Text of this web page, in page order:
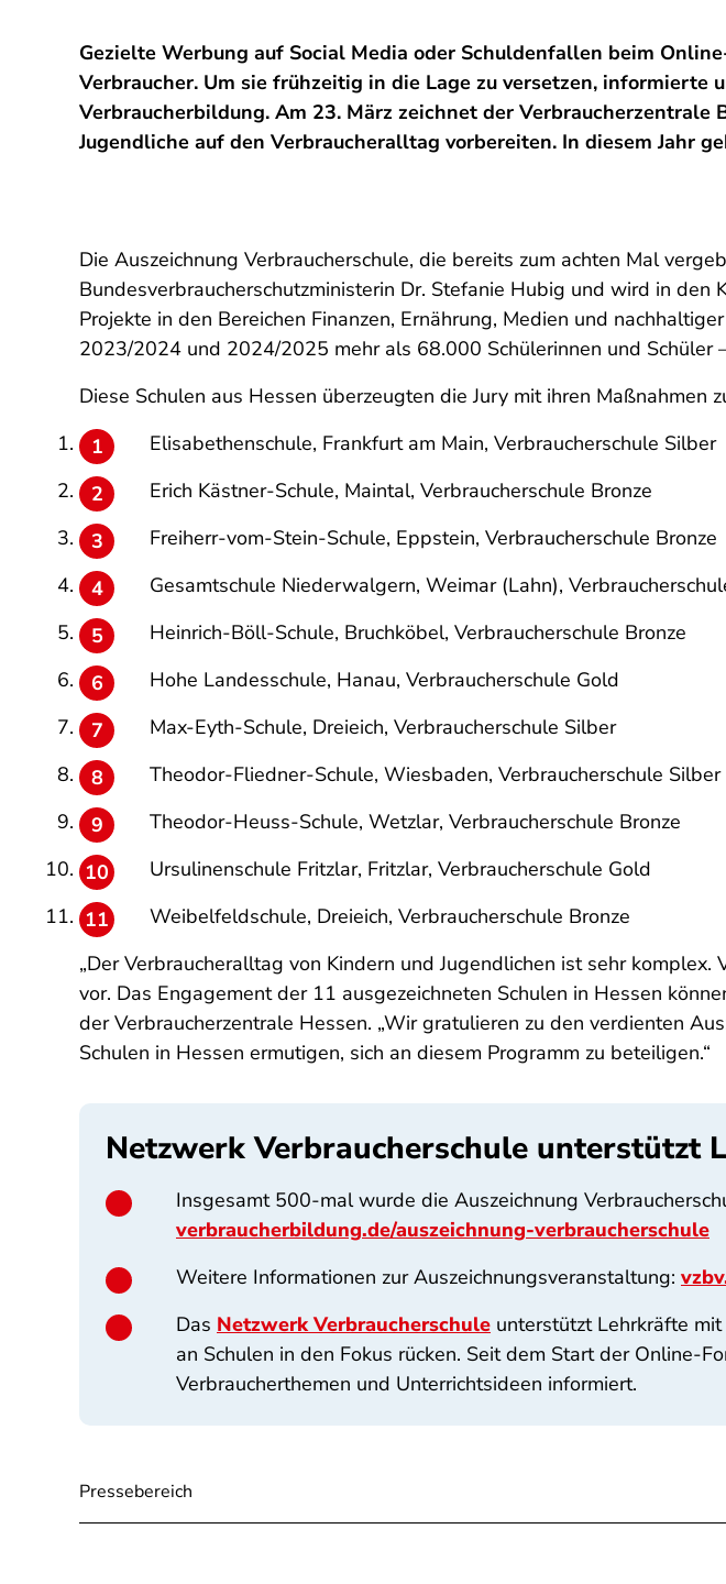
Gezielte Werbung auf Social Media oder Schuldenfallen beim
Verbraucher. Um sie frühzeitig in die Lage zu versetzen,
Verbraucherbildung. Am 23. März zeichnet der
Jugendliche auf den Verbraucheralltag vorbereiten. In diesem Jahr
Die Auszeichnung Verbraucherschule, die bereits zum achten Mal
Bundesverbraucherschutzministerin Dr. Stefanie Hubig und wird in
Projekte in den Bereichen Finanzen, Ernährung, Medien und
2023/2024 und 2024/2025 mehr als 68.000 Schülerinnen und Schüler
Diese Schulen aus Hessen überzeugten die Jury mit ihren Maßnahmen
Elisabethenschule, Frankfurt am Main, Verbraucherschule Silber
Erich Kästner-Schule, Maintal, Verbraucherschule Bronze
Freiherr-vom-Stein-Schule, Eppstein, Verbraucherschule Bronze
Gesamtschule Niederwalgern, Weimar (Lahn),
Heinrich-Böll-Schule, Bruchköbel, Verbraucherschule Bronze
Hohe Landesschule, Hanau, Verbraucherschule Gold
Max-Eyth-Schule, Dreieich, Verbraucherschule Silber
Theodor-Fliedner-Schule, Wiesbaden, Verbraucherschule Silber
Theodor-Heuss-Schule, Wetzlar, Verbraucherschule Bronze
Ursulinenschule Fritzlar, Fritzlar, Verbraucherschule Gold
Weibelfeldschule, Dreieich, Verbraucherschule Bronze
„Der Verbraucheralltag von Kindern und Jugendlichen ist sehr
vor. Das Engagement der 11 ausgezeichneten Schulen in Hessen
der Verbraucherzentrale Hessen. „Wir gratulieren zu den verdienten
Schulen in Hessen ermutigen, sich an diesem Programm zu beteiligen.“
Netzwerk Verbraucherschule unterstützt
Insgesamt 500-mal wurde die Auszeichnung
verbraucherbildung.de/auszeichnung-verbraucherschule
Weitere Informationen zur Auszeichnungsveranstaltung:
Das Netzwerk Verbraucherschule unterstützt Lehrkräfte
an Schulen in den Fokus rücken. Seit dem Start der Online-
Verbraucherthemen und Unterrichtsideen informiert.
Pressebereich